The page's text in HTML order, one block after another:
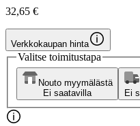
32,65 €
Verkkokaupan hinta
Valitse toimitustapa
Nouto myymälästä
Ei saatavilla
Ei